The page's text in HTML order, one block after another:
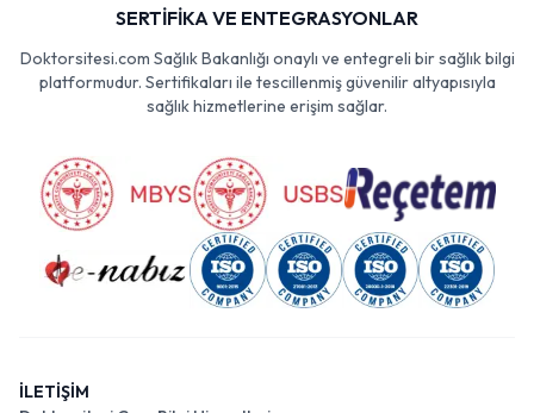
SERTİFİKA VE ENTEGRASYONLAR
Doktorsitesi.com Sağlık Bakanlığı onaylı ve entegreli bir sağlık bilgi
platformudur. Sertifikaları ile tescillenmiş güvenilir altyapısıyla
sağlık hizmetlerine erişim sağlar.
İLETİŞİM